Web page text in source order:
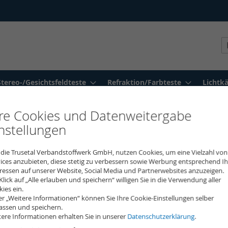
Gesichtsfeldteste Refraktion/Farbteste
Trusetal-Bestellnummer
Cookies und Datenweitergabe
Trusetal Verbandstoffwerk GmbH, nutzen Cookies, um eine Vielzahl von
anzubieten, diese stetig zu verbessern sowie Werbung entsprechend
auf unserer Website, Social Media und Partnerwebsites anzuzeigen.
auf „Alle erlauben und speichern“ willigen Sie in die Verwendung aller
ein.
„Weitere Informationen“ können Sie Ihre Cookie-Einstellungen selber
und speichern.
Informationen erhalten Sie in unsererDatenschutzerklärung.